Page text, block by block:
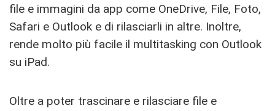
file e immagini da app come OneDrive, File, Foto,
Safari e Outlook e di rilasciarli in altre. Inoltre,
rende molto più facile il multitasking con Outlook
su iPad.
Oltre a poter trascinare e rilasciare file e